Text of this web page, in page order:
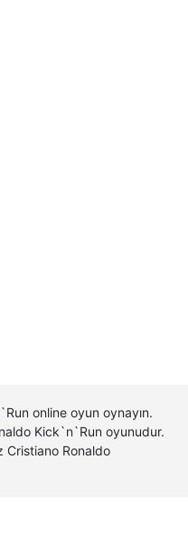
online oyun oynayın.
Kick`n`Run oyunudur.
Cristiano Ronaldo